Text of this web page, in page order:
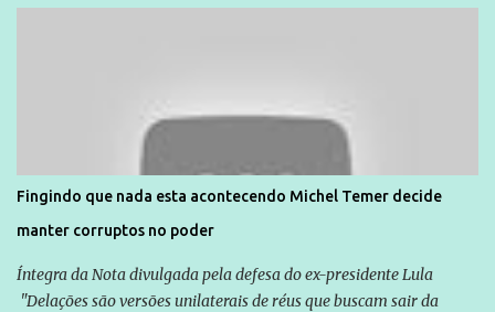
são vítimas de violência, estão em situação de risco ou têm seus
direitos violados. Leia mais: Anistia Internacional cobra do Brasil
solução do caso Amarildo - Terra Brasil
Fingindo que nada esta acontecendo Michel Temer decide
manter corruptos no poder
Íntegra da Nota divulgada pela defesa do ex-presidente Lula
"Delações são versões unilaterais de réus que buscam sair da